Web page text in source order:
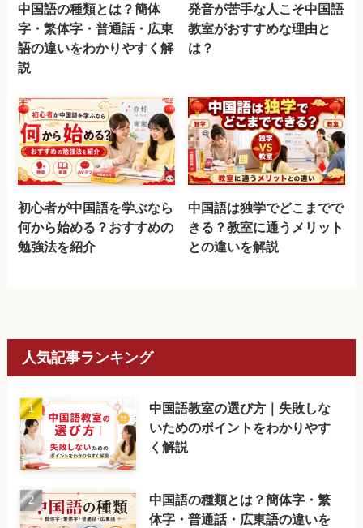
中国語の種類とは？簡体
字・繁体字・普通話・広東
語の違いをわかりやすく解
説
発音が苦手な人こそ中国語
教室がおすすめな理由と
は？
初心者が中国語を学ぶなら
何から始める？おすすめの
勉強法を紹介
中国語は独学でどこまでで
きる？教室に通うメリット
との違いを解説
人気記事ランキング
中国語教室の選び方｜失敗しな
いためのポイントをわかりやす
く解説
中国語の種類とは？簡体字・繁
体字・普通話・広東語の違いを